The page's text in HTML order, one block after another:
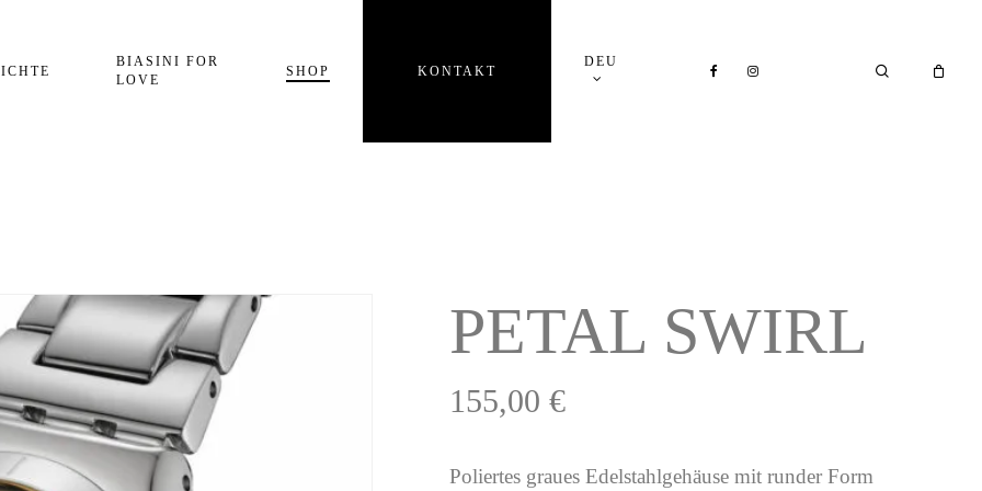
BIASINI FOR
LOVE
SHOP KONTAKT
DEU FACEBOOKINSTAGRAM SEARCH
PETAL SWIRL
155,00€
Poliertes graues Edelstahlgehäuse mit runder Form